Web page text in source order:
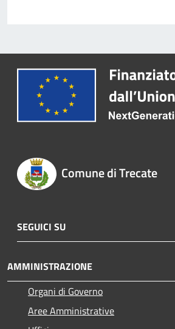
Comune di Trecate
SEGUICI SU
AMMINISTRAZIONE
Organi di Governo
Aree Amministrative